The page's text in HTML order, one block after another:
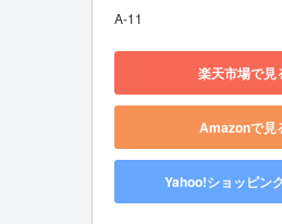
A-11
楽天市場で見
Amazonで見
Yahoo!ショッピン